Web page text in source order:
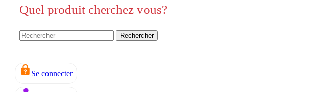
Quel produit cherchez vous?
Rechercher
Se connecter